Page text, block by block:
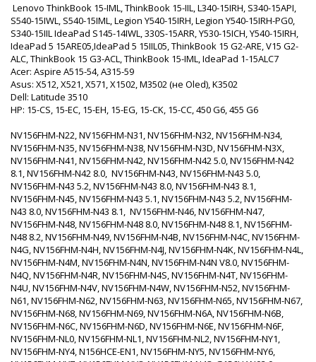
Lenovo ThinkBook 15-IML, ThinkBook 15-IIL, L340-15IRH, S340-15API,
S540-15IWL, S540-15IML, Legion Y540-15IRH, Legion Y540-15IRH-PG0,
S340-15IIL IdeaPad S145-14IWL, 330S-15ARR, Y530-15ICH, Y540-15IRH,
IdeaPad 5 15ARE05,IdeaPad 5 15IIL05, ThinkBook 15 G2-ARE, V15 G2-
ALC, ThinkBook 15 G3-ACL, ThinkBook 15-IML, IdeaPad 1-15ALC7
Acer: Aspire A515-54, A315-59
Asus: X512, X521, X571, X1502, M3502 (не Oled), K3502
Dell: Latitude 3510
HP: 15-CS, 15-EC, 15-EH, 15-EG, 15-CK, 15-CC, 450 G6, 455 G6
NV156FHM-N22, NV156FHM-N31, NV156FHM-N32, NV156FHM-N34,
NV156FHM-N35, NV156FHM-N38, NV156FHM-N3D, NV156FHM-N3X,
NV156FHM-N41, NV156FHM-N42, NV156FHM-N42 5.0, NV156FHM-N42
8.1, NV156FHM-N42 8.0, NV156FHM-N43, NV156FHM-N43 5.0,
NV156FHM-N43 5.2, NV156FHM-N43 8.0, NV156FHM-N43 8.1,
NV156FHM-N45, NV156FHM-N43 5.1, NV156FHM-N43 5.2, NV156FHM-
N43 8.0, NV156FHM-N43 8.1, NV156FHM-N46, NV156FHM-N47,
NV156FHM-N48, NV156FHM-N48 8.0, NV156FHM-N48 8.1, NV156FHM-
N48 8.2, NV156FHM-N49, NV156FHM-N4B, NV156FHM-N4C, NV156FHM-
N4G, NV156FHM-N4H, NV156FHM-N4J, NV156FHM-N4K, NV156FHM-N4L,
NV156FHM-N4M, NV156FHM-N4N, NV156FHM-N4N V8.0, NV156FHM-
N4Q, NV156FHM-N4R, NV156FHM-N4S, NV156FHM-N4T, NV156FHM-
N4U, NV156FHM-N4V, NV156FHM-N4W, NV156FHM-N52, NV156FHM-
N61, NV156FHM-N62, NV156FHM-N63, NV156FHM-N65, NV156FHM-N67,
NV156FHM-N68, NV156FHM-N69, NV156FHM-N6A, NV156FHM-N6B,
NV156FHM-N6C, NV156FHM-N6D, NV156FHM-N6E, NV156FHM-N6F,
NV156FHM-NL0, NV156FHM-NL1, NV156FHM-NL2, NV156FHM-NY1,
NV156FHM-NY4, N156HCE-EN1, NV156FHM-NY5, NV156FHM-NY6,